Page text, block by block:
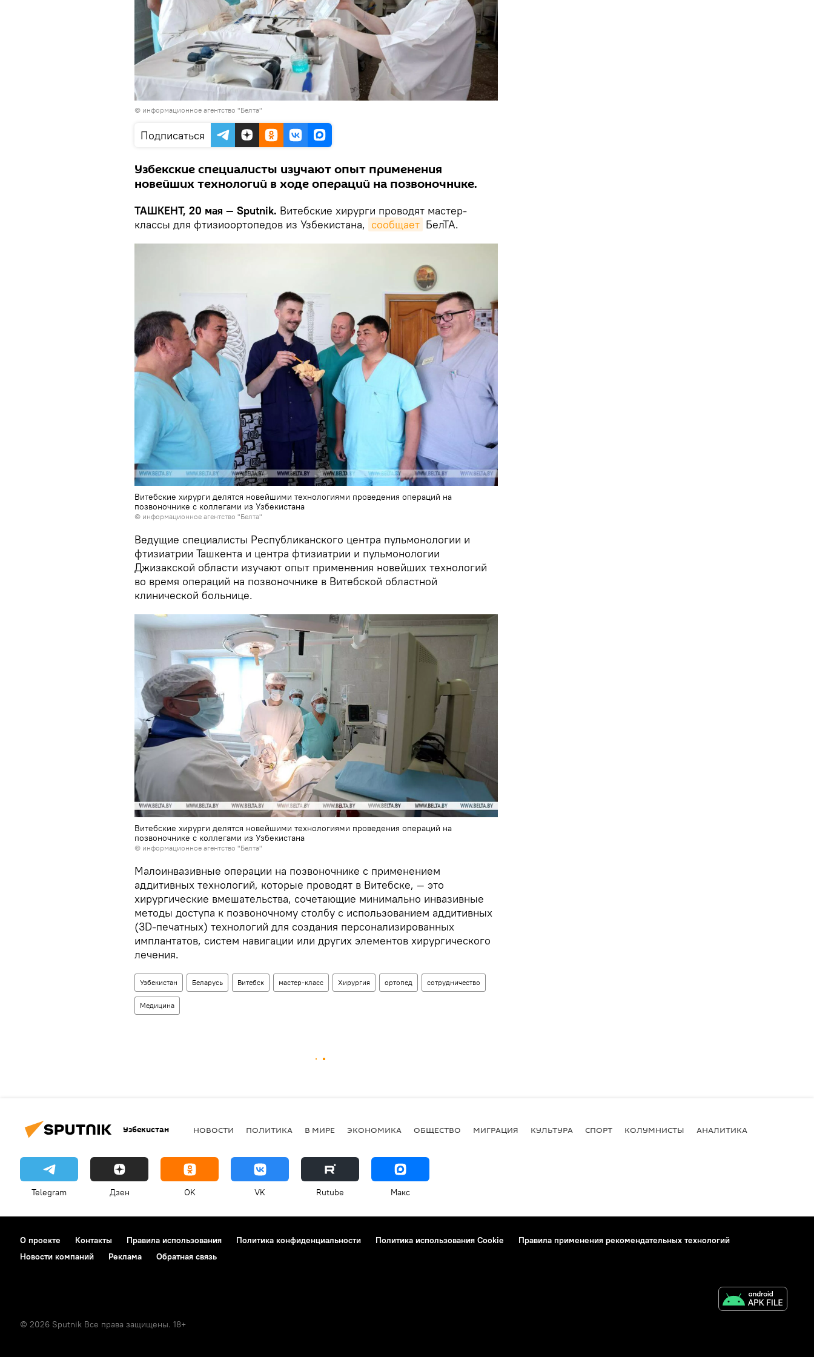
© информационное агентство "Белта"
Подписаться
Узбекские специалисты изучают опыт применения
новейших технологий в ходе операций на позвоночнике.
ТАШКЕНТ, 20 мая — Sputnik. Витебские хирурги проводят мастер-
классы для фтизиоортопедов из Узбекистана, сообщает БелТА.
Витебские хирурги делятся новейшими технологиями проведения операций на
позвоночнике с коллегами из Узбекистана
© информационное агентство "Белта"
Ведущие специалисты Республиканского центра пульмонологии и
фтизиатрии Ташкента и центра фтизиатрии и пульмонологии
Джизакской области изучают опыт применения новейших технологий
во время операций на позвоночнике в Витебской областной
клинической больнице.
Витебские хирурги делятся новейшими технологиями проведения операций на
позвоночнике с коллегами из Узбекистана
© информационное агентство "Белта"
Малоинвазивные операции на позвоночнике с применением
аддитивных технологий, которые проводят в Витебске, — это
хирургические вмешательства, сочетающие минимально инвазивные
методы доступа к позвоночному столбу с использованием аддитивных
(3D-печатных) технологий для создания персонализированных
имплантатов, систем навигации или других элементов хирургического
лечения.
Узбекистан Беларусь Витебск мастер-класс Хирургия ортопед сотрудничество
Медицина
Узбекистан НОВОСТИ ПОЛИТИКА В МИРЕ ЭКОНОМИКА ОБЩЕСТВО МИГРАЦИЯ КУЛЬТУРА СПОРТ КОЛУМНИСТЫ АНАЛИТИКА
Telegram Дзен OK VK Rutube Макс
О проекте Контакты Правила использования Политика конфиденциальности Политика использования Cookie
Правила применения рекомендательных технологий
Новости компаний
Реклама Обратная связь
© 2026 Sputnik Все права защищены. 18+